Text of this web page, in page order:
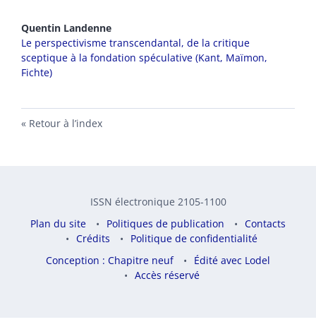
Quentin Landenne
Le perspectivisme transcendantal, de la critique
sceptique à la fondation spéculative (Kant, Maïmon,
Fichte)
Retour à l’index
ISSN électronique 2105-1100
Plan du site
Politiques de publication
Contacts
Crédits
Politique de confidentialité
Conception : Chapitre neuf
Édité avec Lodel
Accès réservé